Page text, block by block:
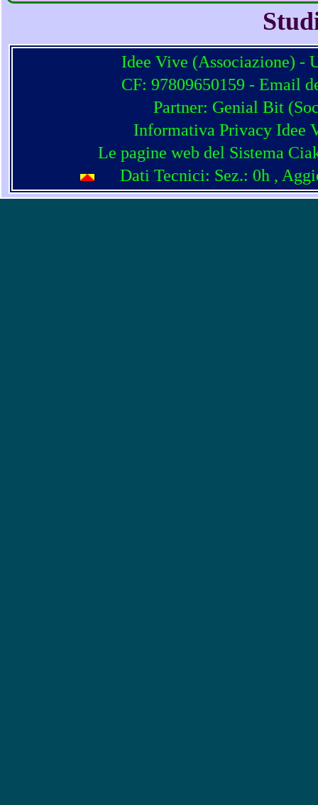
Idee Vive (Associazione) -
CF: 97809650159 - Email
Partner: Genial Bit (
Informativa Privacy Idee
Le pagine web del Sistema
Dati Tecnici: Sez.: 0h ,